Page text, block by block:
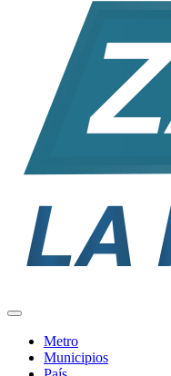
Metro
Municipios